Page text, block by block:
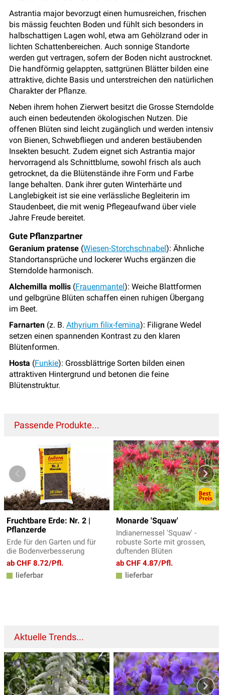
Astrantia major bevorzugt einen humusreichen, frischen
bis mässig feuchten Boden und fühlt sich besonders in
halbschattigen Lagen wohl, etwa am Gehölzrand oder in
lichten Schattenbereichen. Auch sonnige Standorte
werden gut vertragen, sofern der Boden nicht austrocknet.
Die handförmig gelappten, sattgrünen Blätter bilden eine
attraktive, dichte Basis und unterstreichen den natürlichen
Charakter der Pflanze.
Neben ihrem hohen Zierwert besitzt die Grosse Sterndolde
auch einen bedeutenden ökologischen Nutzen. Die
offenen Blüten sind leicht zugänglich und werden intensiv
von Bienen, Schwebfliegen und anderen bestäubenden
Insekten besucht. Zudem eignet sich Astrantia major
hervorragend als Schnittblume, sowohl frisch als auch
getrocknet, da die Blütenstände ihre Form und Farbe
lange behalten. Dank ihrer guten Winterhärte und
Langlebigkeit ist sie eine verlässliche Begleiterin im
Staudenbeet, die mit wenig Pflegeaufwand über viele
Jahre Freude bereitet.
Gute Pflanzpartner
Geranium pratense (Wiesen-Storchschnabel): Ähnliche
Standortansprüche und lockerer Wuchs ergänzen die
Sterndolde harmonisch.
Alchemilla mollis (Frauenmantel): Weiche Blattformen
und gelbgrüne Blüten schaffen einen ruhigen Übergang
im Beet.
Farnarten (z. B. Athyrium filix-femina): Filigrane Wedel
setzen einen spannenden Kontrast zu den klaren
Blütenformen.
Hosta (Funkie): Grossblättrige Sorten bilden einen
attraktiven Hintergrund und betonen die feine
Blütenstruktur.
Passende Produkte...
Fruchtbare Erde: Nr. 2 |
Pflanzerde
Erde für den Garten und für
die Bodenverbesserung
ab CHF 8.72/Pfl.
lieferbar
Monarde 'Squaw'
Indianernessel 'Squaw' -
robuste Sorte mit grossen,
duftenden Blüten
ab CHF 4.87/Pfl.
lieferbar
Aktuelle Trends...